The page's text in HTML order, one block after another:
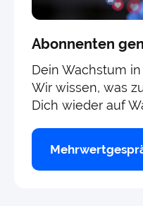
Abonnenten
Dein Wachstum
Wir wissen, was
Dich wieder auf